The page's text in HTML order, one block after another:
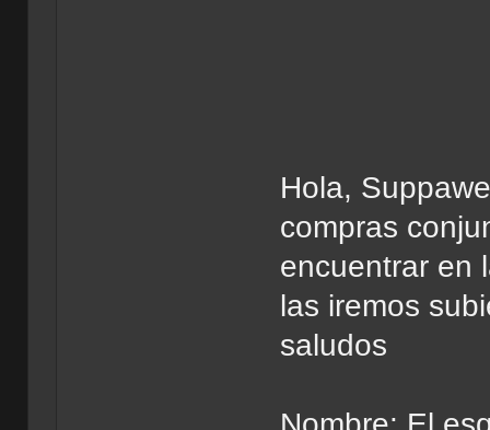
Hola,
compras
encuentrar en
las iremos
saludos